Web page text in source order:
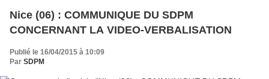
Nice (06) : COMMUNIQUE DU SDPM
CONCERNANT LA VIDEO-VERBALISATION
Publié le 16/04/2015 à 10:09
Par SDPM